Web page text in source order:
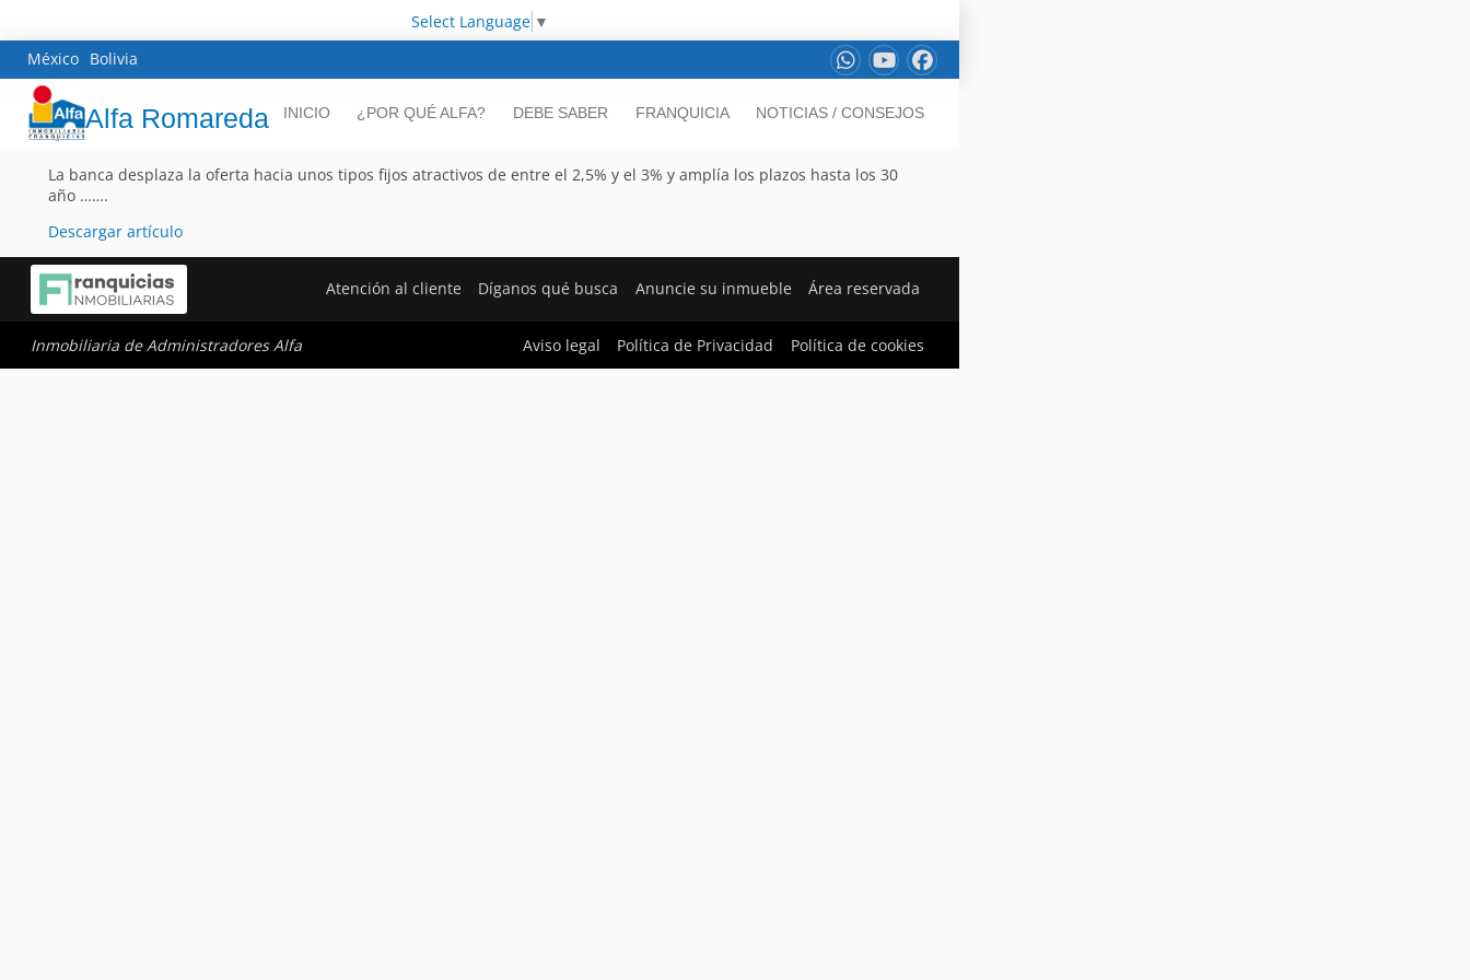
Select Language ▼
México Bolivia
Alfa Romareda INICIO ¿POR QUÉ ALFA? DEBE SABER FRANQUICIA NOTICIAS / CONSEJOS
La banca desplaza la oferta hacia unos tipos fijos atractivos de entre el 2,5% y el 3% y amplía los plazos hasta los 30
año …….
Descargar artículo
Atención al cliente Díganos qué busca Anuncie su inmueble Área reservada
Inmobiliaria de Administradores Alfa Aviso legal Política de Privacidad Política de cookies